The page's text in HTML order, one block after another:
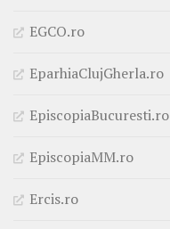
EGCO.ro
EparhiaClujGherla.ro
EpiscopiaBucuresti.ro
EpiscopiaMM.ro
Ercis.ro